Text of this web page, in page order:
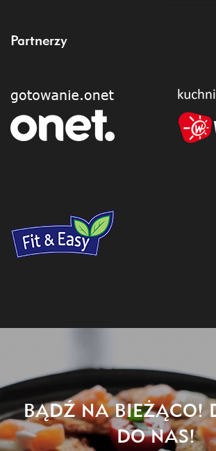
Partnerzy
BĄDŹ NA BIEŻĄCO!
DO NAS!